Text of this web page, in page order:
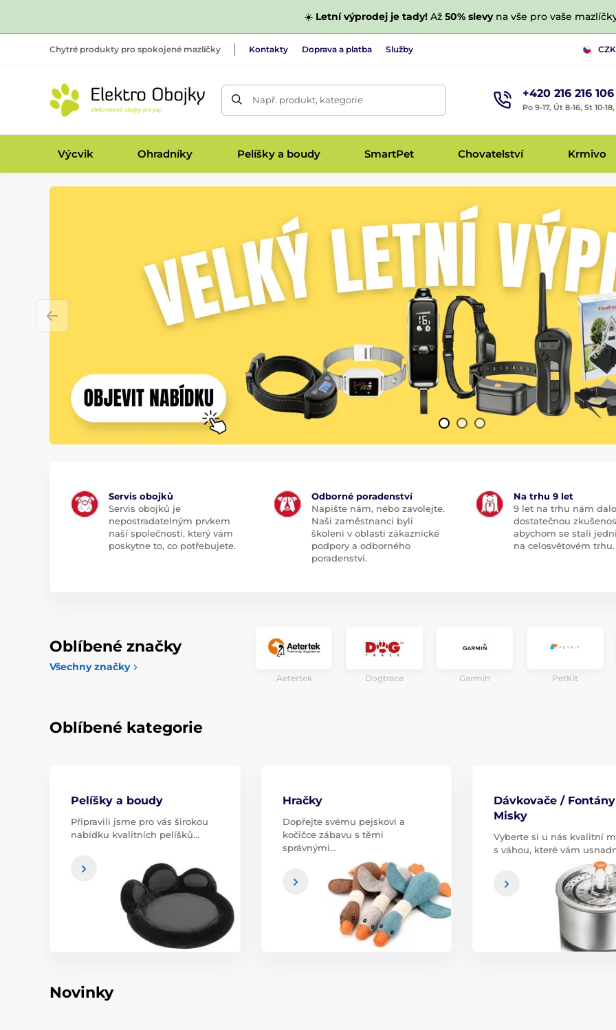
☀️ Letní výprodej je tady!Až 50% slevyna vše pro vaše
Chytré produkty pro spokojené mazlíčky Kontakty Doprava a platba Služby CZK
Např. produkt, kategorie +420 216 216 106
Po 9-17, Út 8-16, St 10-
Výcvik Ohradníky Pelíšky a boudy SmartPet Chovatelství Krmivo
Servis obojků
Servis obojků je
nepostradatelným prvkem
naší společnosti, který vám
poskytne to, co potřebujete.
Odborné poradenství
Napište nám, nebo zavolejte.
Naši zaměstnanci byli
školeni v oblasti zákaznické
podpory a odborného
poradenství.
Na trhu 9 let
9 let na trhu nám dalo
dostatečnou
abychom se stali
na celosvětovém trhu.
Oblíbené značky
Všechny značky
Aetertek Dogtrace Garmin PetKit
Oblíbené kategorie
Pelíšky a boudy
Připravili jsme pro vás širokou
nabídku kvalitních pelíšků…
Hračky
Dopřejte svému pejskovi a
kočičce zábavu s těmi
správnými…
Dávkovače /
Misky
Vyberte si u nás kvalitní
s váhou, které vám
Novinky